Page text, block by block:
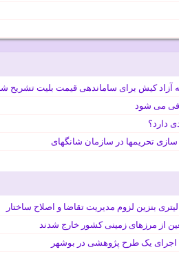
کیش برای ساماندهی قیمت بلیت تشریح
دارد؟
سازی تحریمها در سازمان شانگهای
اجرای یک طرح پژوهشی در بوشهر